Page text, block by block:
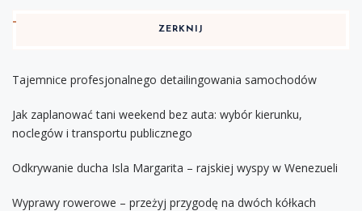
ZERKNIJ
Tajemnice profesjonalnego detailingowania samochodów
Jak zaplanować tani weekend bez auta: wybór kierunku,
noclegów i transportu publicznego
Odkrywanie ducha Isla Margarita – rajskiej wyspy w Wenezueli
Wyprawy rowerowe – przeżyj przygodę na dwóch kółkach